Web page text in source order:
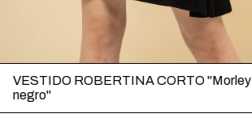
VESTIDO ROBERTINA CORTO "Morley
negro"